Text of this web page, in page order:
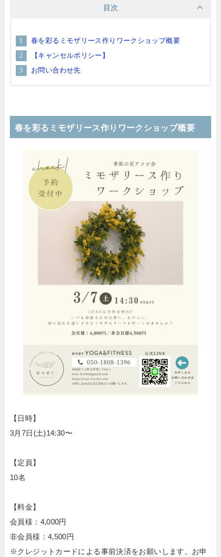
目次
春を彩るミモザリース作りワークショップ概要
【キャンセルポリシー】
お問い合わせ先
春を彩るミモザリース作りワークショップ概要
【日時】
3月7日(土)14:30〜
【定員】
10名
【料金】
会員様：4,000円
非会員様：4,500円
※クレジットカードによる事前決済をお願いします。お申